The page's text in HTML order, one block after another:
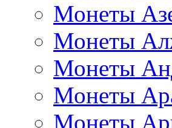
Монеты
Монеты
Монеты
Монеты
Монеты